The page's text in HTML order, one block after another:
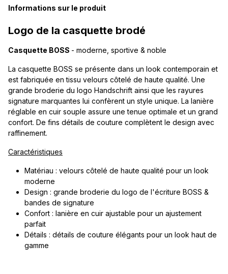
Informations sur le produit
Logo de la casquette brodé
Casquette BOSS - moderne, sportive & noble
La casquette BOSS se présente dans un look contemporain et
est fabriquée en tissu velours côtelé de haute qualité. Une
grande broderie du logo Handschrift ainsi que les rayures
signature marquantes lui confèrent un style unique. La lanière
réglable en cuir souple assure une tenue optimale et un grand
confort. De fins détails de couture complètent le design avec
raffinement.
Caractéristiques
Matériau : velours côtelé de haute qualité pour un look
moderne
Design : grande broderie du logo de l'écriture BOSS &
bandes de signature
Confort : lanière en cuir ajustable pour un ajustement
parfait
Détails : détails de couture élégants pour un look haut de
gamme